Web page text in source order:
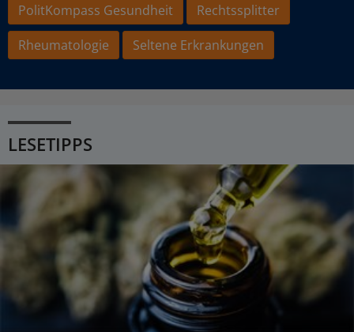
PolitKompass Gesundheit
Rechtssplitter
Rheumatologie
Seltene Erkrankungen
LESETIPPS